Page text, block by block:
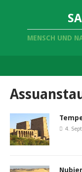
MENSCH UND
4.